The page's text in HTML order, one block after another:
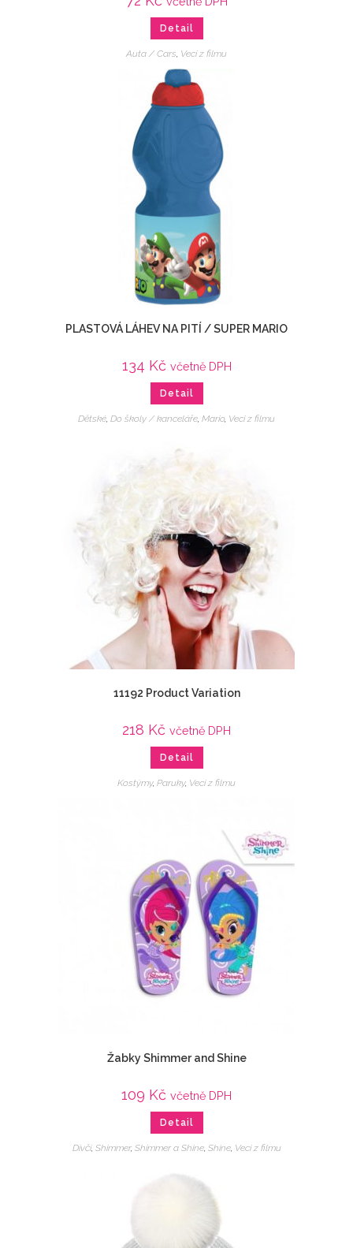
Detail
Auta / Cars, Veci z filmu
PLASTOVÁ LÁHEV NA PITÍ / SUPER MARIO
134 Kč včetně DPH
Detail
Dětské Do školy / kanceláře Mario, Veci z filmu
11192 Product Variation
218 Kč včetně DPH
Detail
Kostýmy, Paruky, Veci z filmu
Žabky Shimmer and Shine
109 Kč včetně DPH
Detail
Dívčí, Shimmer, Shimmer a Shine, Shine, Veci z filmu